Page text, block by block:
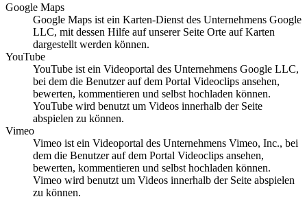
Google Maps
Google Maps ist ein Karten-Dienst des Unternehmens Google
LLC, mit dessen Hilfe auf unserer Seite Orte auf Karten
dargestellt werden können.
YouTube
YouTube ist ein Videoportal des Unternehmens Google LLC,
bei dem die Benutzer auf dem Portal Videoclips ansehen,
bewerten, kommentieren und selbst hochladen können.
YouTube wird benutzt um Videos innerhalb der Seite
abspielen zu können.
Vimeo
Vimeo ist ein Videoportal des Unternehmens Vimeo, Inc., bei
dem die Benutzer auf dem Portal Videoclips ansehen,
bewerten, kommentieren und selbst hochladen können.
Vimeo wird benutzt um Videos innerhalb der Seite abspielen
zu können.